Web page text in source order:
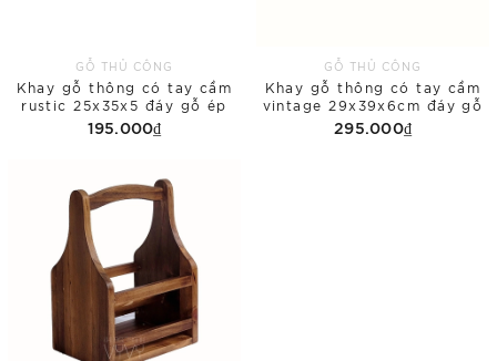
GỖ THỦ CÔNG
Khay gỗ thông có tay cầm
rustic 25x35x5 đáy gỗ ép
195.000₫
GỖ THỦ CÔNG
Khay gỗ thông có tay cầm
vintage 29x39x6cm đáy gỗ
295.000₫